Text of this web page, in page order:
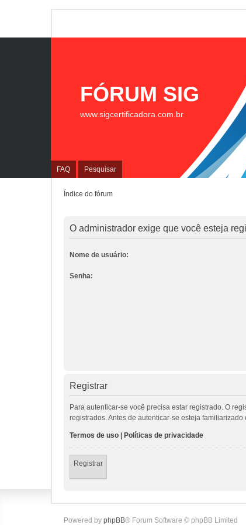
FAQ Pesquisar
FÓRUM SIG
www.sigcertificadora.com.br
Índice do fórum
O administrador exige que você esteja
Nome de usuário:
Senha:
Registrar
Para autenticar-se você precisa estar registrado. O
registrados. Antes de autenticar-se esteja
Termos de uso Políticas de privacidade
Registrar
Powered by phpBB® Forum Software © phpBB Limited